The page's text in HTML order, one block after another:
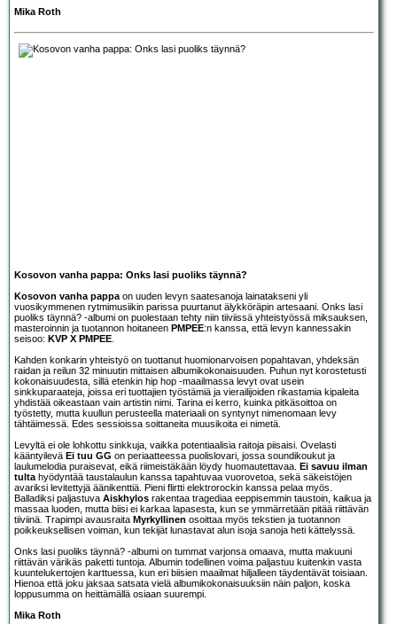
Mika Roth
Kosovon vanha pappa: Onks lasi puoliks täynnä?
Kosovon vanha pappa on uuden levyn saatesanoja lainatakseni yli
vuosikymmenen rytmimusiikin parissa puurtanut älykköräpin artesaani. Onks lasi
puoliks täynnä? -albumi on puolestaan tehty niin tiiviissä yhteistyössä miksauksen,
masteroinnin ja tuotannon hoitaneen PMPEE:n kanssa, että levyn kannessakin
seisoo: KVP X PMPEE
Kahden konkarin yhteistyö on tuottanut huomionarvoisen popahtavan, yhdeksän
raidan ja reilun 32 minuutin mittaisen albumikokonaisuuden. Puhun nyt korostetusti
kokonaisuudesta, sillä etenkin hip hop -maailmassa levyt ovat usein
sinkkuparaateja, joissa eri tuottajien työstämiä ja vierailijoiden rikastamia kipaleita
yhdistää oikeastaan vain artistin nimi. Tarina ei kerro, kuinka pitkäsoittoa on
työstetty, mutta kuullun perusteella materiaali on syntynyt nimenomaan levy
tähtäimessä. Edes sessioissa soittaneita muusikoita ei nimetä.
Levyltä ei ole lohkottu sinkkuja, vaikka potentiaalisia raitoja piisaisi. Ovelasti
kääntyilevä Ei tuu GG on periaatteessa puolislovari, jossa soundikoukut ja
laulumelodia puraisevat, eikä riimeistäkään löydy huomautettavaa. Ei savuu ilman
tulta hyödyntää taustalaulun kanssa tapahtuvaa vuorovetoa, sekä säkeistöjen
avariksi levitettyjä äänikenttiä. Pieni flirtti elektrorockin kanssa pelaa myös.
Balladiksi paljastuva Aiskhylos rakentaa tragediaa eeppisemmin taustoin, kaikua ja
massaa luoden, mutta biisi ei karkaa lapasesta, kun se ymmärretään pitää riittävän
tiiviinä. Trapimpi avausraita Myrkyllinen osoittaa myös tekstien ja tuotannon
poikkeuksellisen voiman, kun tekijät lunastavat alun isoja sanoja heti kättelyssä.
Onks lasi puoliks täynnä? -albumi on tummat varjonsa omaava, mutta makuuni
riittävän värikäs paketti tuntoja. Albumin todellinen voima paljastuu kuitenkin vasta
kuuntelukertojen karttuessa, kun eri biisien maailmat hiljalleen täydentävät toisiaan.
Hienoa että joku jaksaa satsata vielä albumikokonaisuuksiin näin paljon, koska
loppusumma on heittämällä osiaan suurempi.
Mika Roth